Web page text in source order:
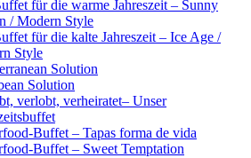
für die warme Jahreszeit – Sunny
/ Modern Style
für die kalte Jahreszeit – Ice Age /
Style
Solution
Solution
verlobt, verheiratet– Unser
Buffet – Tapas forma de vida
Buffet – Sweet Temptation